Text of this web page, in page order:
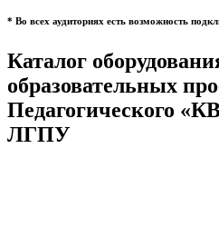
* Во всех аудиториях есть возможность
Каталог
образовательных
Педагогического
ЛГПУ